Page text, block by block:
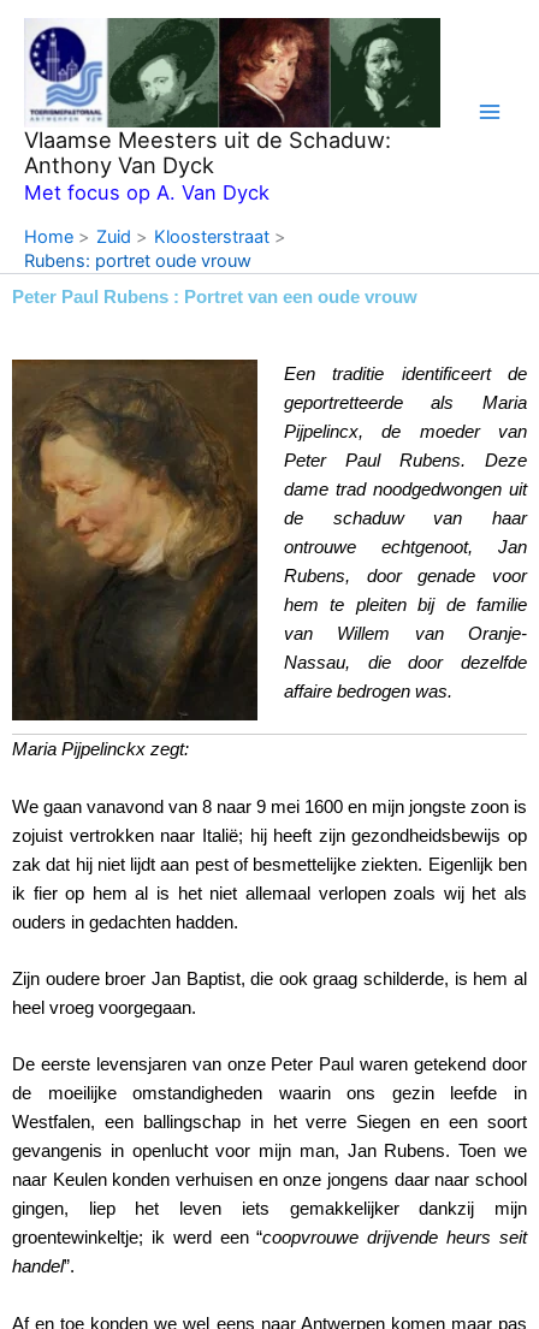
naar
inhoud
Vlaamse Meesters uit de Schaduw:
Anthony Van Dyck
Met focus op A. Van Dyck
Home Zuid
Kloosterstraat
Rubens: portret oude vrouw
Peter Paul Rubens : Portret van een oude vrouw
Een traditie identificeert de
geportretteerde als Maria
Pijpelincx, de moeder van
Peter Paul Rubens. Deze
dame trad noodgedwongen uit
de schaduw van haar
ontrouwe echtgenoot, Jan
Rubens, door genade voor
hem te pleiten bij de familie
van Willem van Oranje-
Nassau, die door dezelfde
affaire bedrogen was.
Maria Pijpelinckx zegt:
We gaan vanavond van 8 naar 9 mei 1600 en mijn jongste zoon is
zojuist vertrokken naar Italië; hij heeft zijn gezondheidsbewijs op
zak dat hij niet lijdt aan pest of besmettelijke ziekten. Eigenlijk ben
ik fier op hem al is het niet allemaal verlopen zoals wij het als
ouders in gedachten hadden.
Zijn oudere broer Jan Baptist, die ook graag schilderde, is hem al
heel vroeg voorgegaan.
De eerste levensjaren van onze Peter Paul waren getekend door
de moeilijke omstandigheden waarin ons gezin leefde in
Westfalen, een ballingschap in het verre Siegen en een soort
gevangenis in openlucht voor mijn man, Jan Rubens. Toen we
naar Keulen konden verhuisen en onze jongens daar naar school
gingen, liep het leven iets gemakkelijker dankzij mijn
groentewinkeltje; ik werd een “coopvrouwe drijvende heurs seit
handel”.
Af en toe konden we wel eens naar Antwerpen komen maar pas